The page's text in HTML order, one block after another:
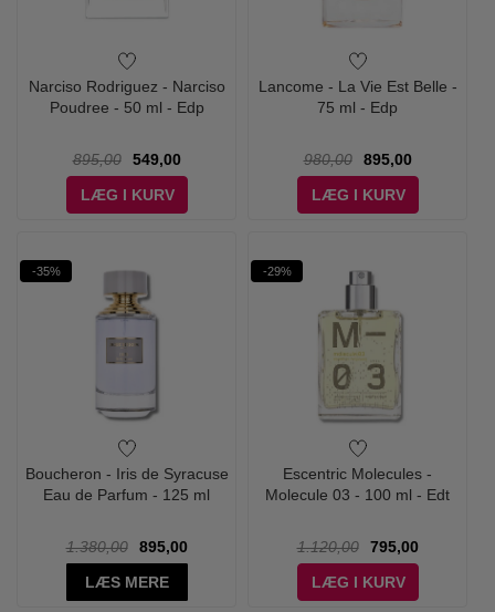
Narciso Rodriguez - Narciso
Poudree - 50 ml - Edp
895,00
549,00
LÆG I KURV
Lancome - La Vie Est Belle -
75 ml - Edp
980,00
895,00
LÆG I KURV
-35%
Boucheron - Iris de Syracuse
Eau de Parfum - 125 ml
1.380,00
895,00
LÆS MERE
-29%
Escentric Molecules -
Molecule 03 - 100 ml - Edt
1.120,00
795,00
LÆG I KURV